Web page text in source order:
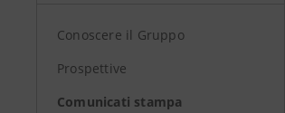
Conoscere il Gruppo
Prospettive
Comunicati stampa